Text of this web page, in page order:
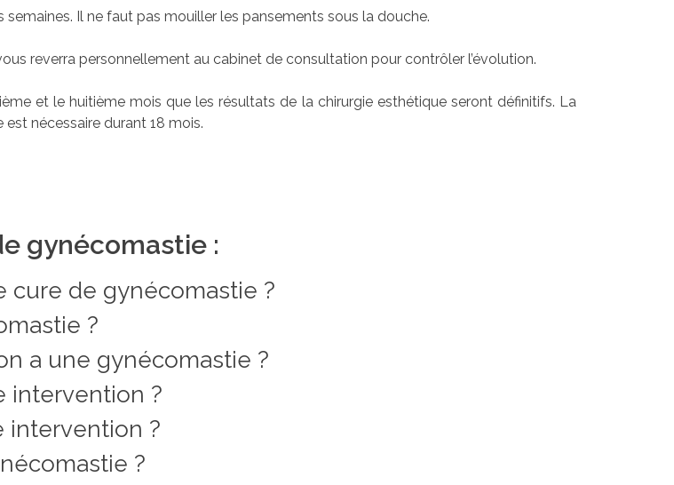
Il ne faut pas mouiller les pansements sous la douche.
reverra personnellement au cabinet de consultation pour contrôler l’évolution.
et le huitième mois que les résultats de la chirurgie esthétique seront définitifs. La
nécessaire durant 18 mois.
gynécomastie :
cure de gynécomastie ?
?
a une gynécomastie ?
intervention ?
intervention ?
?